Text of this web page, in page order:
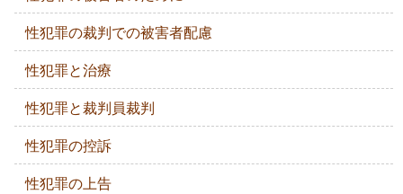
性犯罪の裁判での被害者配慮
性犯罪と治療
性犯罪と裁判員裁判
性犯罪の控訴
性犯罪の上告